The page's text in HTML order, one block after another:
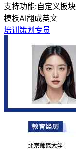
支持功能:自定义板块
模板AI翻成英文
培训策划专员